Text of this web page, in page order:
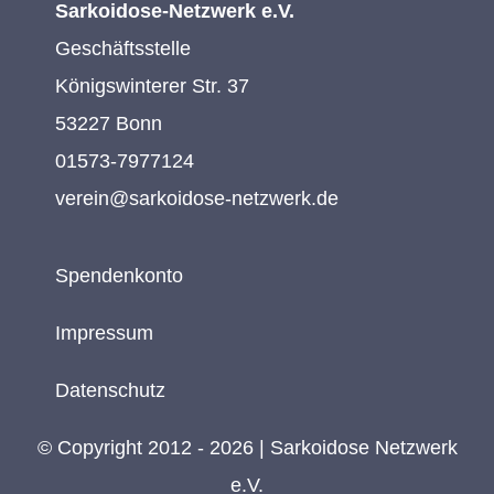
Sarkoidose-Netzwerk e.V.
Geschäftsstelle
Königswinterer Str. 37
53227 Bonn
01573-7977124
verein@sarkoidose-netzwerk.de
Spendenkonto
Impressum
Datenschutz
© Copyright 2012 - 2026 | Sarkoidose Netzwerk
e.V.